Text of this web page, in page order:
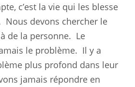
c’est la vie qui les blesse
Nous devons chercher le
de la personne. Le
le problème. Il y a
plus profond dans leur
jamais répondre en